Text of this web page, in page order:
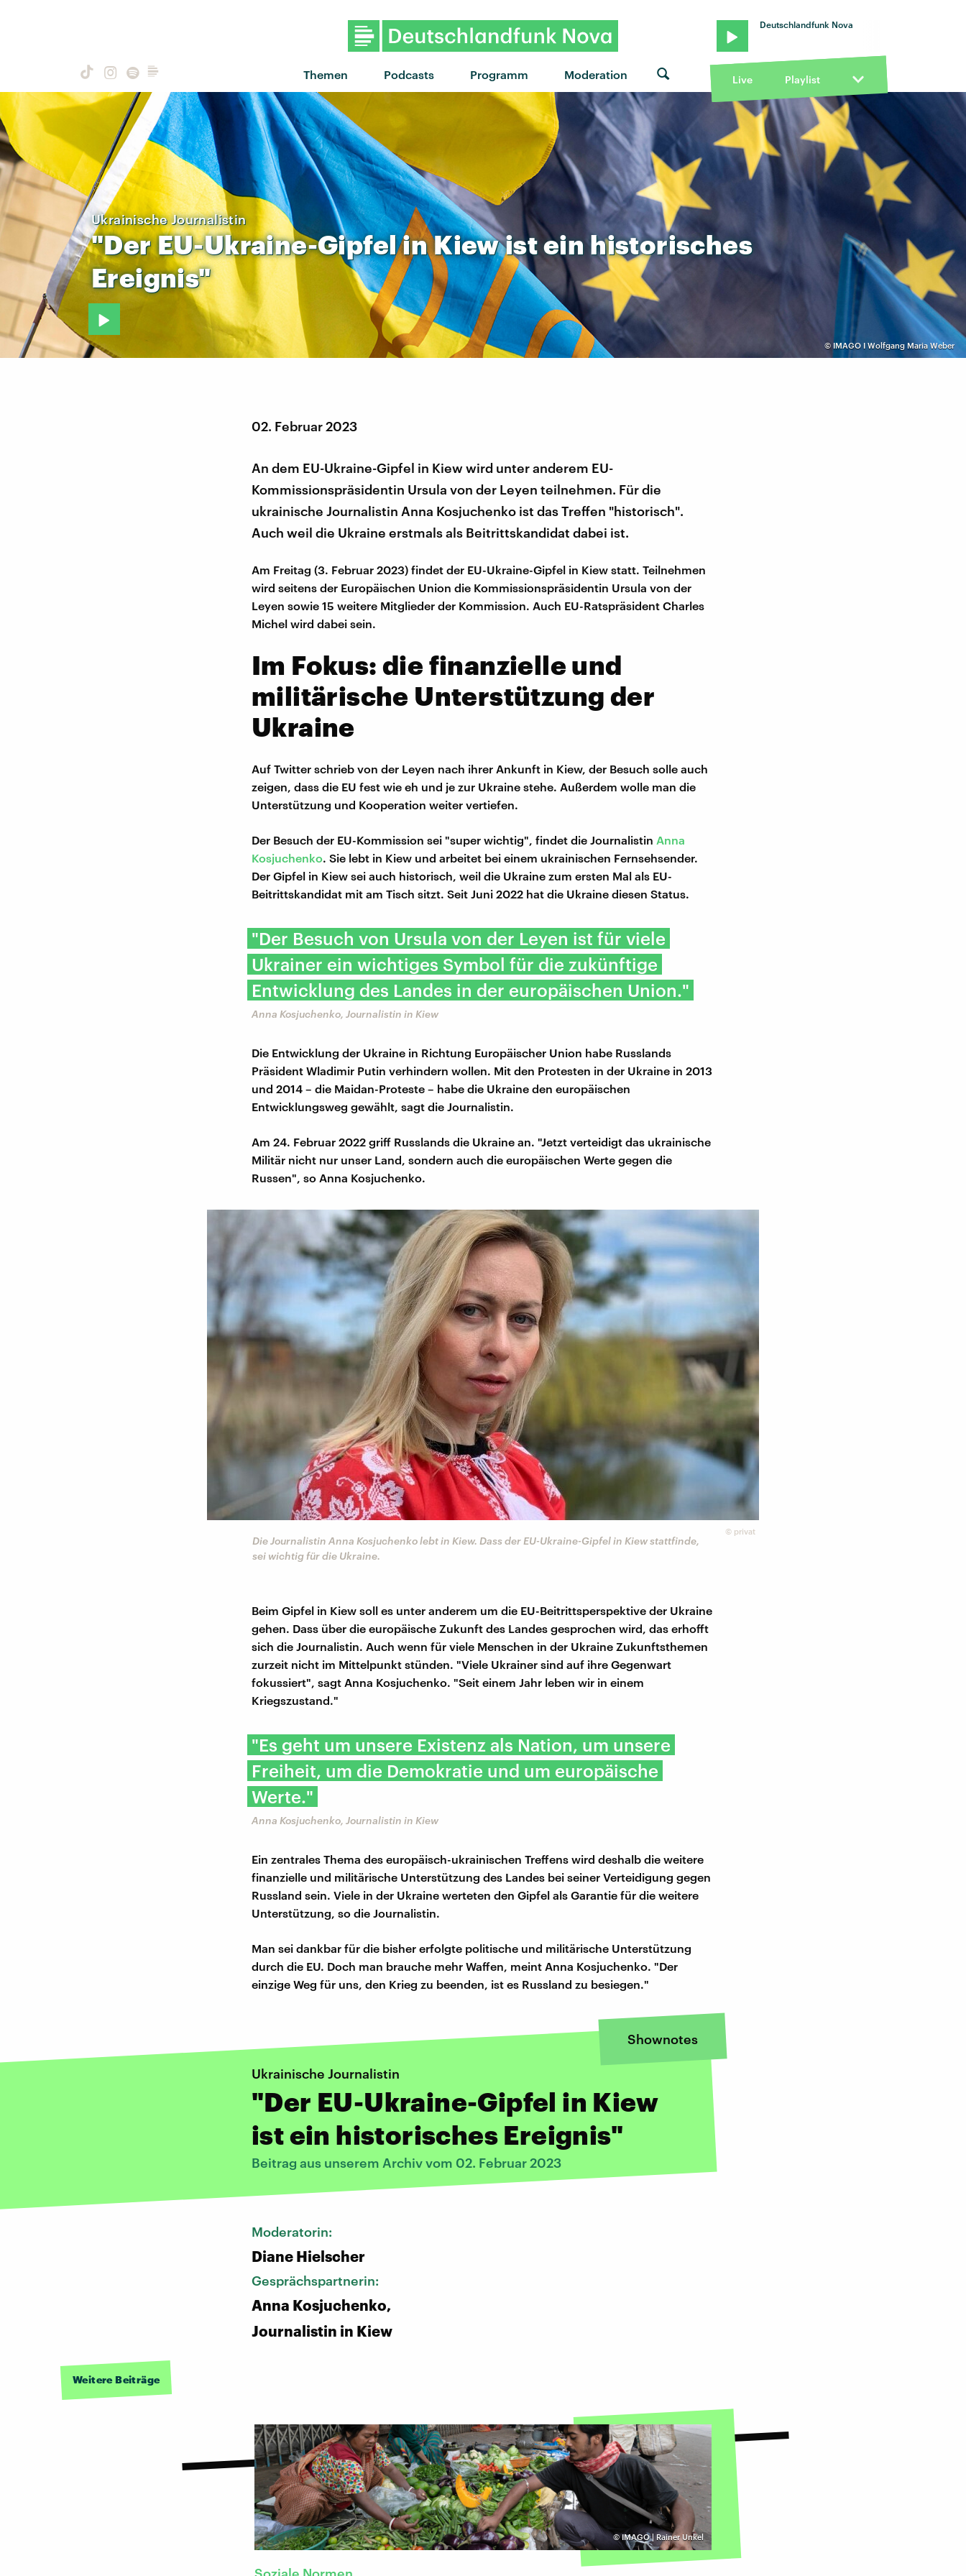
Themen Podcasts Programm Moderation
Deutschlandfunk Nova
Live Playlist
© IMAGO I Wolfgang Maria Weber
Ukrainische Journalistin
"DerEU-Ukraine-GipfelinKiewistein historisches
Ereignis"
02. Februar 2023
An dem EU-Ukraine-Gipfel in Kiew wird unter anderem EU-
Kommissionspräsidentin Ursula von der Leyen teilnehmen. Für die
ukrainische Journalistin Anna Kosjuchenko ist das Treffen "historisch".
Auch weil die Ukraine erstmals als Beitrittskandidat dabei ist.
Am Freitag (3. Februar 2023) findet der EU-Ukraine-Gipfel in Kiew statt. Teilnehmen
wird seitens der Europäischen Union die Kommissionspräsidentin Ursula von der
Leyen sowie 15 weitere Mitglieder der Kommission. Auch EU-Ratspräsident Charles
Michel wird dabei sein.
Im Fokus: die finanzielle und
militärische Unterstützung der
Ukraine
Auf Twitter schrieb von der Leyen nach ihrer Ankunft in Kiew, der Besuch solle auch
zeigen, dass die EU fest wie eh und je zur Ukraine stehe. Außerdem wolle man die
Unterstützung und Kooperation weiter vertiefen.
Der Besuch der EU-Kommission sei "super wichtig", findet die Journalistin Anna
Kosjuchenko. Sie lebt in Kiew und arbeitet bei einem ukrainischen Fernsehsender.
Der Gipfel in Kiew sei auch historisch, weil die Ukraine zum ersten Mal als EU-
Beitrittskandidat mit am Tisch sitzt. Seit Juni 2022 hat die Ukraine diesen Status.
"Der Besuch von Ursula von der Leyen ist für viele
Ukrainer ein wichtiges Symbol für die zukünftige
Entwicklung des Landes in der europäischen Union."
Anna Kosjuchenko, Journalistin in Kiew
Die Entwicklung der Ukraine in Richtung Europäischer Union habe Russlands
Präsident Wladimir Putin verhindern wollen. Mit den Protesten in der Ukraine in 2013
und 2014 – die Maidan-Proteste – habe die Ukraine den europäischen
Entwicklungsweg gewählt, sagt die Journalistin.
Am 24. Februar 2022 griff Russlands die Ukraine an. "Jetzt verteidigt das ukrainische
Militär nicht nur unser Land, sondern auch die europäischen Werte gegen die
Russen", so Anna Kosjuchenko.
© privat
Die Journalistin Anna Kosjuchenko lebt in Kiew. Dass der EU-Ukraine-Gipfel in Kiew stattfinde,
sei wichtig für die Ukraine.
Beim Gipfel in Kiew soll es unter anderem um die EU-Beitrittsperspektive der Ukraine
gehen. Dass über die europäische Zukunft des Landes gesprochen wird, das erhofft
sich die Journalistin. Auch wenn für viele Menschen in der Ukraine Zukunftsthemen
zurzeit nicht im Mittelpunkt stünden. "Viele Ukrainer sind auf ihre Gegenwart
fokussiert", sagt Anna Kosjuchenko. "Seit einem Jahr leben wir in einem
Kriegszustand."
"Es geht um unsere Existenz als Nation, um unsere
Freiheit, um die Demokratie und um europäische
Werte."
Anna Kosjuchenko, Journalistin in Kiew
Ein zentrales Thema des europäisch-ukrainischen Treffens wird deshalb die weitere
finanzielle und militärische Unterstützung des Landes bei seiner Verteidigung gegen
Russland sein. Viele in der Ukraine werteten den Gipfel als Garantie für die weitere
Unterstützung, so die Journalistin.
Man sei dankbar für die bisher erfolgte politische und militärische Unterstützung
durch die EU. Doch man brauche mehr Waffen, meint Anna Kosjuchenko. "Der
einzige Weg für uns, den Krieg zu beenden, ist es Russland zu besiegen."
Shownotes
Ukrainische Journalistin
"Der EU-Ukraine-Gipfel in Kiew
ist ein historisches Ereignis"
Beitrag aus unserem Archiv vom 02. Februar 2023
Moderatorin:
Diane Hielscher
Gesprächspartnerin:
Anna Kosjuchenko,
Journalistin in Kiew
Weitere Beiträge
©IMAGO | Rainer Unkel